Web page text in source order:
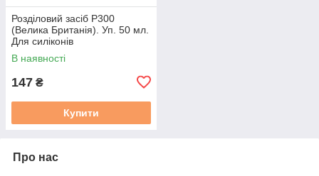
Розділовий засіб P300
(Велика Британія). Уп. 50 мл.
Для силіконів
В наявності
147 ₴
Купити
Про нас